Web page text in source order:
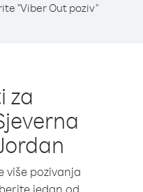
"Viber Out poziv"
za
više pozivanja
jedan od